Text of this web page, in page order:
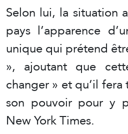
Selon lui, la situation
pays l’apparence
unique qui prétend
», ajoutant que
changer » et qu’il
son pouvoir pour y
New York Times.